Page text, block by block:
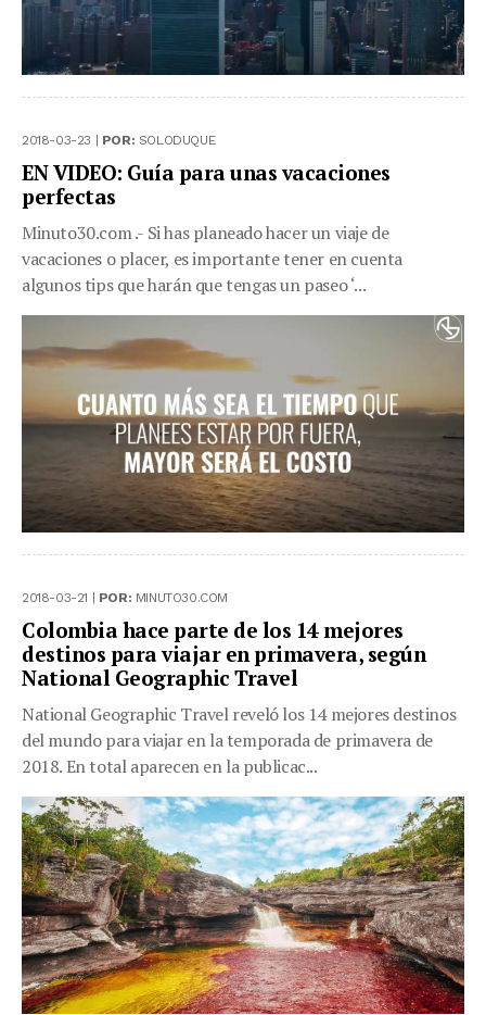
2018-03-23 | POR: SOLODUQUE
EN VIDEO: Guía para unas vacaciones
perfectas
Minuto30.com .- Si has planeado hacer un viaje de
vacaciones o placer, es importante tener en cuenta
algunos tips que harán que tengas un paseo ‘...
2018-03-21 | POR: MINUTO30.COM
Colombia hace parte de los 14 mejores
destinos para viajar en primavera, según
National Geographic Travel
National Geographic Travel reveló los 14 mejores destinos
del mundo para viajar en la temporada de primavera de
2018. En total aparecen en la publicac...